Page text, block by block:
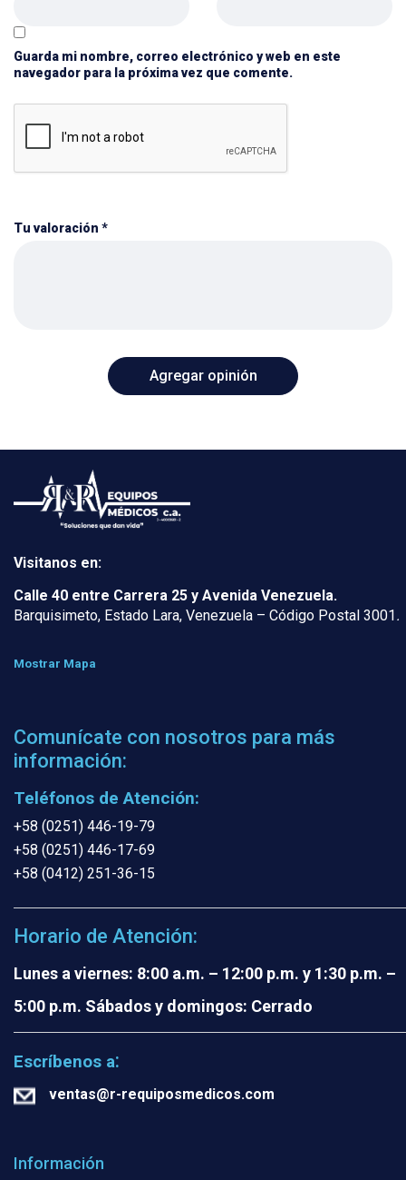
Tu valoración *
Guarda mi nombre, correo electrónico y web en este
navegador para la próxima vez que comente.
Visitanos en:
Calle 40 entre Carrera 25 y Avenida Venezuela.
Barquisimeto, Estado Lara, Venezuela – Código Postal 3001.
Mostrar Mapa
Comunícate con nosotros para más
información:
Teléfonos de Atención:
+58 (0251) 446-19-79
+58 (0251) 446-17-69
+58 (0412) 251-36-15
Horario de Atención:
Lunes a viernes: 8:00 a.m. – 12:00 p.m. y 1:30 p.m. –
5:00 p.m. Sábados y domingos: Cerrado
Escríbenos a:
ventas@r-requiposmedicos.com
Información